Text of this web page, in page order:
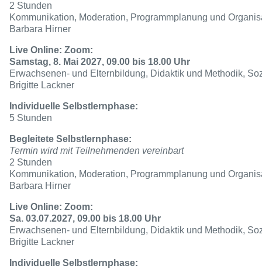
2 Stunden
Kommunikation, Moderation, Programmplanung und
Barbara Hirner
Live Online: Zoom:
Samstag, 8. Mai 2027, 09.00 bis 18.00 Uhr
Erwachsenen- und Elternbildung, Didaktik und Methodik,
Brigitte Lackner
Individuelle Selbstlernphase:
5 Stunden
Begleitete Selbstlernphase:
Termin wird mit Teilnehmenden vereinbart
2 Stunden
Kommunikation, Moderation, Programmplanung und
Barbara Hirner
Live Online: Zoom:
Sa. 03.07.2027, 09.00 bis 18.00 Uhr
Erwachsenen- und Elternbildung, Didaktik und Methodik,
Brigitte Lackner
Individuelle Selbstlernphase: